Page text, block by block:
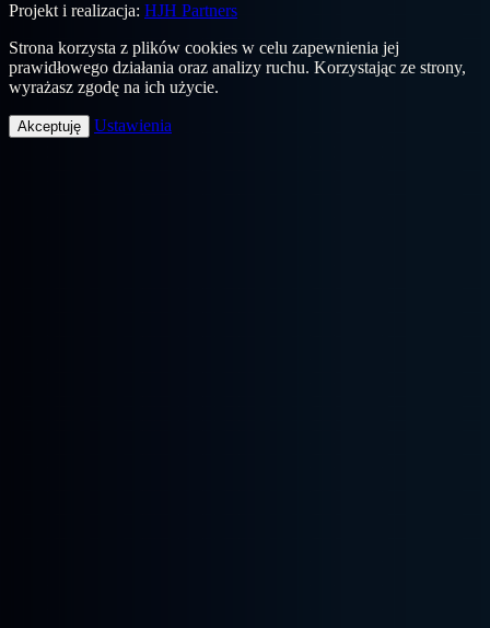
Projekt i realizacja: HJH Partners
Strona korzysta z plików cookies w celu zapewnienia jej
prawidłowego działania oraz analizy ruchu. Korzystając ze strony,
wyrażasz zgodę na ich użycie.
Akceptuję Ustawienia